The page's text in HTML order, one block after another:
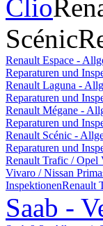
Clio
Scénic
Renault Espace -
Reparaturen und
Renault Laguna -
Reparaturen und
Renault Mégane -
Reparaturen und
Renault Scénic -
Reparaturen und
Renault Trafic / Opel
Vivaro / Nissan
InspektionenRenault
Saab -